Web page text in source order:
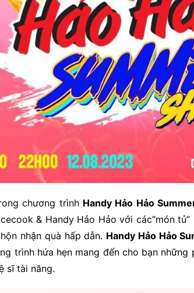
chương trình Handy Hảo Hảo
& Handy Hảo Hảo với các”món
nhận quà hấp dẫn. Handy Hảo Hảo
trình hứa hẹn mang đến cho bạn
sĩ tài năng.